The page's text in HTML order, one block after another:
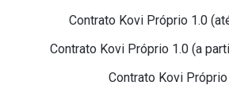
Contrato Kovi Próprio 1.0
Contrato Kovi Próprio 1.0 (a
Contrato Kovi